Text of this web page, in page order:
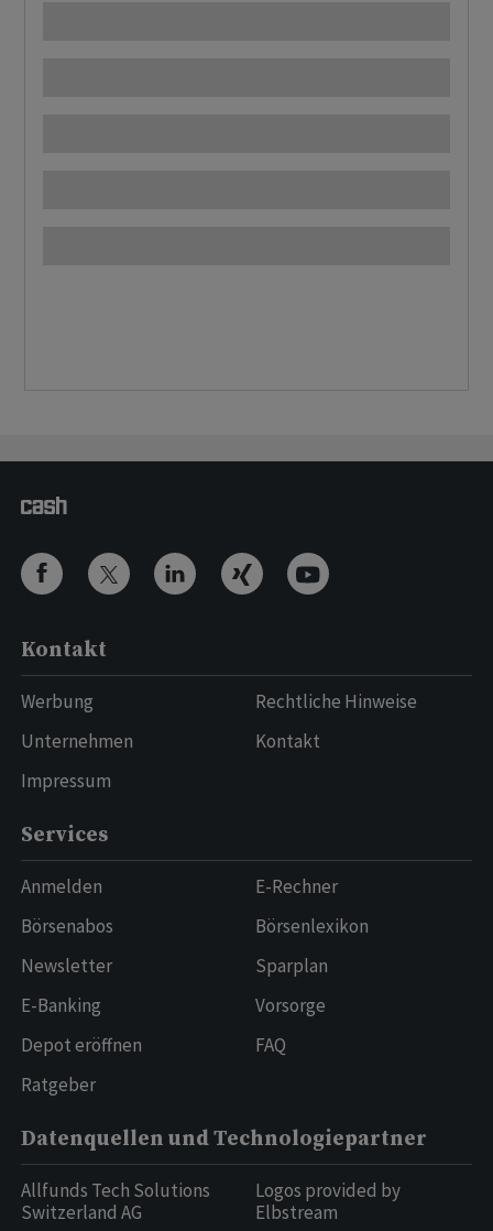
Kontakt
Werbung
Unternehmen
Impressum
Rechtliche Hinweise
Kontakt
Services
Anmelden
Börsenabos
Newsletter
E-Banking
Depot eröffnen
Ratgeber
E-Rechner
Börsenlexikon
Sparplan
Vorsorge
FAQ
Datenquellen und Technologiepartner
Allfunds Tech Solutions
Switzerland AG
Logos provided by
Elbstream